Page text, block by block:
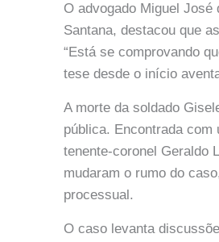
O advogado Miguel
Santana, destacou que
“Está se comprovando
tese desde o início
A morte da soldado
pública. Encontrada
tenente-coronel Geraldo
mudaram o rumo do
processual.
O caso levanta